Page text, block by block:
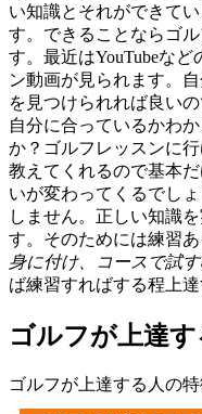
い知識とそれができて
す。できることならゴ
す。最近はYouTubeな
ン動画が見られます。
を見つけられれば良い
自分に合っているかわ
か？ゴルフレッスンに
教えてくれるので基本
いが変わってくるでし
しません。正しい知識
す。そのためには練習あ
身に付け、コースで試
ば練習すればする程上達
ゴルフが上達
ゴルフが上達する人の